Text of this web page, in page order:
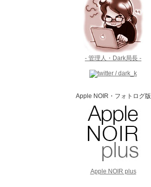
- 管理人・Dark局長 -
Apple NOIR・フォトログ版
Apple NOIR plus